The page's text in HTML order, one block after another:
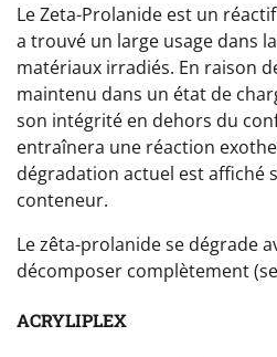
Le Zeta-Prolanide est un
a trouvé un large usage dans
matériaux irradiés. En raison
maintenu dans un état de
son intégrité en dehors du
entraînera une réaction
dégradation actuel est affiché
conteneur.
Le zêta-prolanide se dégrade
décomposer complètement
ACRYLIPLEX